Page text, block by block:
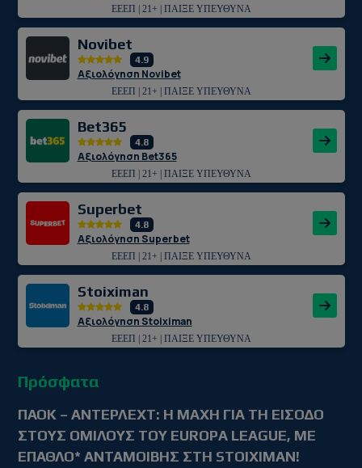
ΕΕΕΠ | 21+ | ΠΑΙΞΕ ΥΠΕΥΘΥΝΑ
Novibet
4.9
Αξιολόγηση Novibet
ΕΕΕΠ | 21+ | ΠΑΙΞΕ ΥΠΕΥΘΥΝΑ
Bet365
4.8
Αξιολόγηση Bet365
ΕΕΕΠ | 21+ | ΠΑΙΞΕ ΥΠΕΥΘΥΝΑ
Superbet
4.8
Αξιολόγηση Superbet
ΕΕΕΠ | 21+ | ΠΑΙΞΕ ΥΠΕΥΘΥΝΑ
Stoiximan
4.8
Αξιολόγηση Stoiximan
ΕΕΕΠ | 21+ | ΠΑΙΞΕ ΥΠΕΥΘΥΝΑ
Πρόσφατα
ΠΑΟΚ – ΑΝΤΕΡΛΕΧΤ: Η ΜΑΧΗ ΓΙΑ ΤΗ ΕΙΣΟΔΟ
ΣΤΟΥΣ ΟΜΙΛΟΥΣ ΤΟΥ EUROPA LEAGUE, ΜΕ
ΕΠΑΘΛΟ* ΑΝΤΑΜΟΙΒΗΣ ΣΤΗ STOIXIMAN!